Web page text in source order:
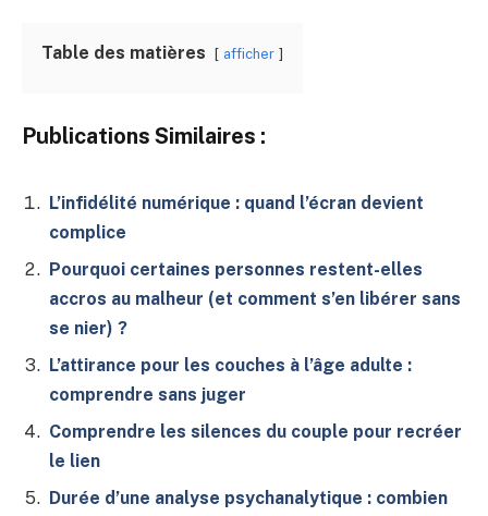
Table des matières afficher
Publications Similaires :
L’infidélité numérique : quand l’écran devient
complice
Pourquoi certaines personnes restent-elles
accros au malheur (et comment s’en libérer sans
se nier) ?
L’attirance pour les couches à l’âge adulte :
comprendre sans juger
Comprendre les silences du couple pour recréer
le lien
Durée d’une analyse psychanalytique : combien